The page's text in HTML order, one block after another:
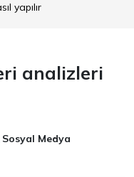
yapılır
analizleri
Sosyal Medya